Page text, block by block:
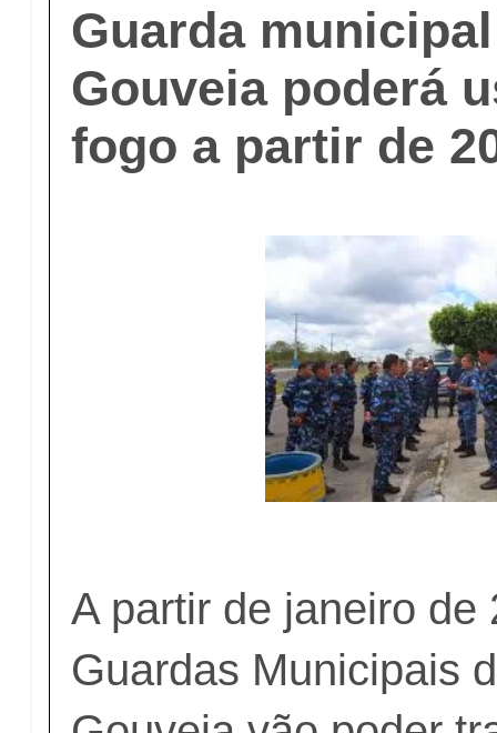
Guarda
Gouveia poderá
fogo a partir de
A partir de janeiro de
Guardas Municipais